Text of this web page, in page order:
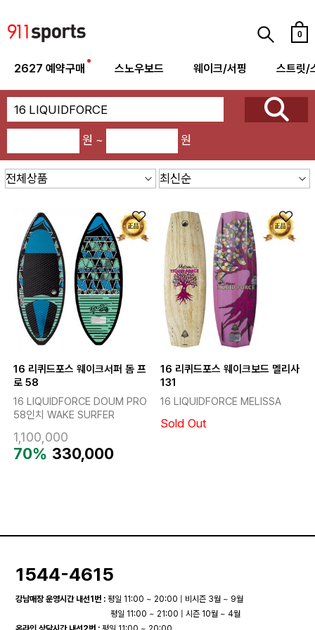
0
2627 예약구매 스노우보드 웨이크/서핑 스트릿/
원 ~ 원
16 리퀴드포스 웨이크서퍼 돔 프
로 58
16 LIQUIDFORCE DOUM PRO
58인치 WAKE SURFER
1,100,000
70% 330,000
16 리퀴드포스 웨이크보드 멜리사
131
16 LIQUIDFORCE MELISSA
Sold Out
1544-4615
강남매장 운영시간 내선1번 : 평일 11:00 ~ 20:00 | 비시즌 3월 ~ 9월
평일 11:00 ~ 21:00 | 시즌 10월 ~ 4월